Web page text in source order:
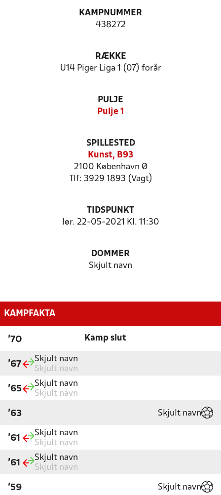
KAMPNUMMER
438272
RÆKKE
U14 Piger Liga 1 (07) forår
PULJE
Pulje 1
SPILLESTED
Kunst, B93
2100 København Ø
Tlf: 3929 1893 (Vagt)
TIDSPUNKT
lør. 22-05-2021 Kl. 11:30
DOMMER
Skjult navn
KAMPFAKTA
'70 Kamp slut
'67
Skjult navn
Skjult navn
'65
Skjult navn
Skjult navn
'63 Skjult navn
'61
Skjult navn
Skjult navn
'61
Skjult navn
Skjult navn
'59 Skjult navn